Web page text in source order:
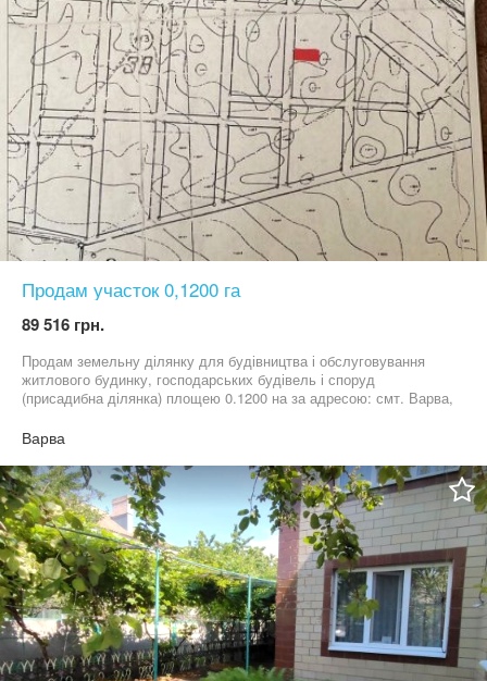
Продам участок 0,1200 га
89 516 грн.
Продам земельну ділянку для будівництва і обслуговування
житлового будинку, господарських будівель і споруд
(присадибна ділянка) площею 0.1200 на за адресою: смт. Варва,
Ціна договірна 09******46
Варва